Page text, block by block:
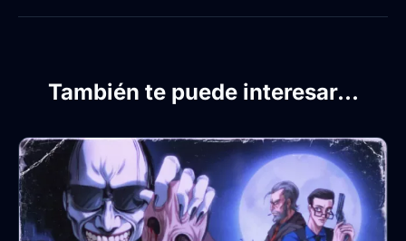
También te puede interesar...